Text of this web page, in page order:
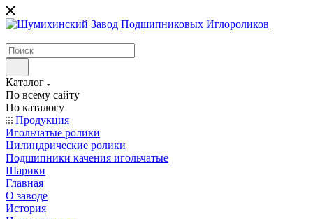
Каталог
По всему сайту
По каталогу
Продукция
Игольчатые ролики
Цилиндрические ролики
Подшипники качения игольчатые
Шарики
Главная
О заводе
История